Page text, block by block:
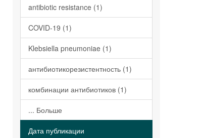
antibiotic resistance (1)
COVID-19 (1)
Klebsiella pneumoniae (1)
антибиотикорезистентность (1)
комбинации антибиотиков (1)
... Больше
Дата публикации